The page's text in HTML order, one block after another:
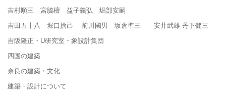
吉村順三 宮脇檀 益子義弘 堀部安嗣
吉田五十八 堀口捨己 前川國男 坂倉準三 安井武雄 丹下健三
吉阪隆正・U研究室・象設計集団
四国の建築
奈良の建築・文化
建築・設計について